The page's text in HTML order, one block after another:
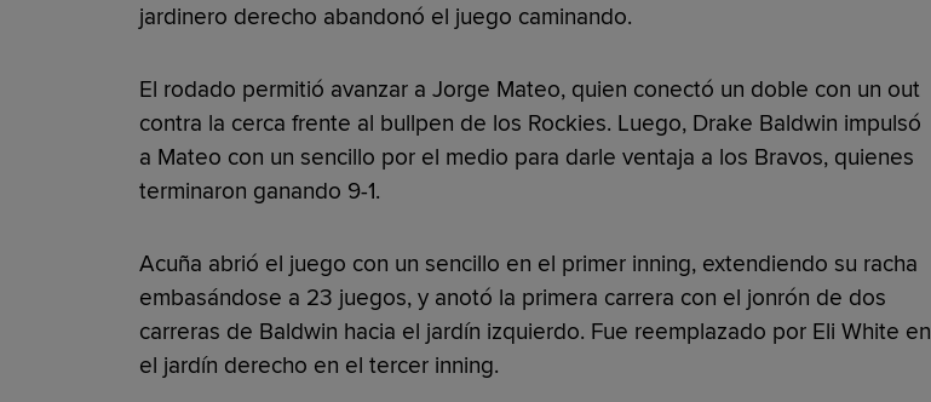
jardinero derecho abandonó el juego caminando.
El rodado permitió avanzar a Jorge Mateo, quien conectó un doble con un out
contra la cerca frente al bullpen de los Rockies. Luego, Drake Baldwin impulsó
a Mateo con un sencillo por el medio para darle ventaja a los Bravos, quienes
terminaron ganando 9-1.
Acuña abrió el juego con un sencillo en el primer inning, extendiendo su racha
embasándose a 23 juegos, y anotó la primera carrera con el jonrón de dos
carreras de Baldwin hacia el jardín izquierdo. Fue reemplazado por Eli White en
el jardín derecho en el tercer inning.